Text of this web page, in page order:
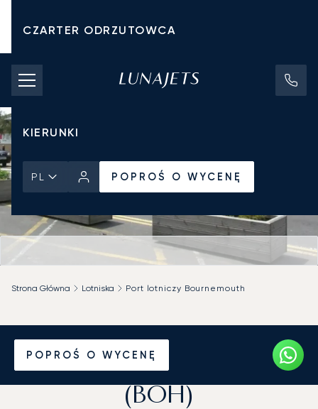
CZARTER ODRZUTOWCA
KOSZTY CZARTERU
PRYWATNE ODRZUTOWCE
KIERUNKI
PL POPROŚ O WYCENĘ
POPROŚ O WYCENĘ
Strona Główna Lotniska Port lotniczy Bournemouth
Prywatny odrzutowiec na
Port lotniczy Bournemouth
(BOH)